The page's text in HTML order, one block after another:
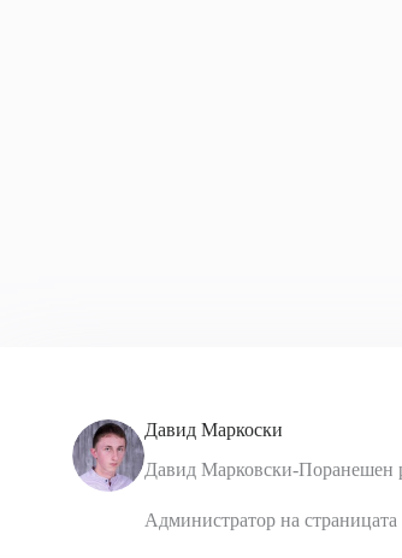
Давид Маркоски
Давид Марковски-Поранешен
Администратор на